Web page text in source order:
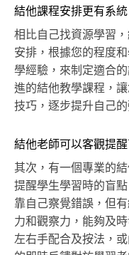
結他課程安排更有系統
相比自己找資源學習
安排，根據您的程度
學經驗，來制定適合
進的結他教學課程，
技巧，逐步提升自己的
結他老師可以客觀提
其次，有一個專業的
提醒學生學習時的盲
靠自己察覺錯誤，但
力和觀察力，能夠及
左右手配合及按法，